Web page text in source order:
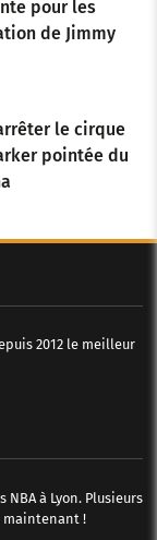
pour les
de Jimmy
le cirque
pointée du
2012 le meilleur
à Lyon. Plusieurs
maintenant !